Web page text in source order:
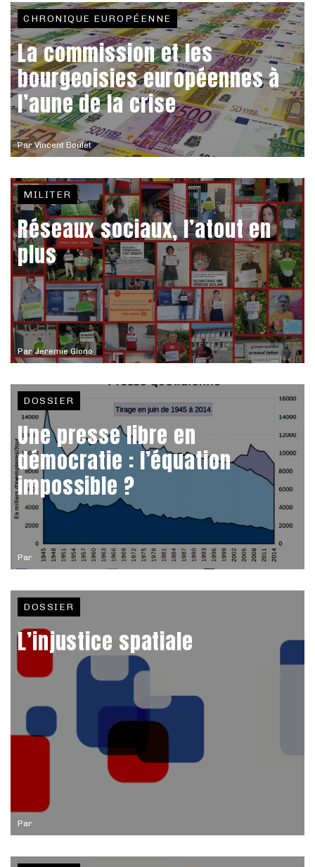
ParVincent Boulet
CHRONIQUE EUROPÉENNE
La commission et les
bourgeoisies européennes à
l’aune de la crise
ParJeremie Giono
MILITER
Réseaux sociaux, l’atout en
plus
Par
DOSSIER
Une presse libre en
démocratie : l’équation
impossible ?
Par
DOSSIER
L’injustice spatiale